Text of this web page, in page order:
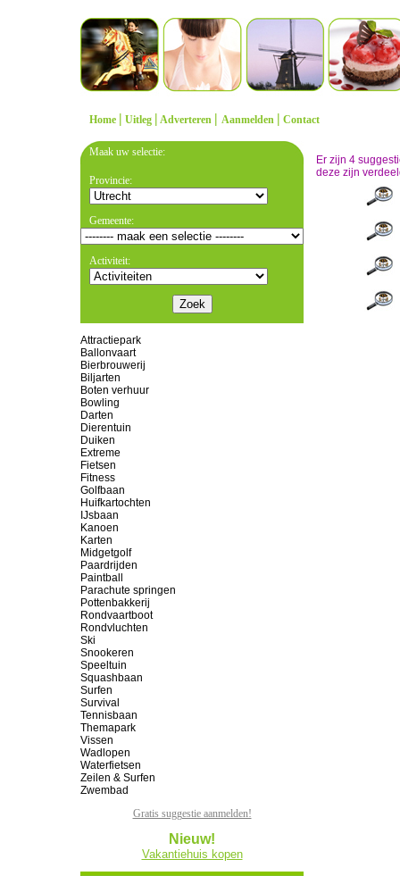
Home | Uitleg | Adverteren | Aanmelden | Contact
Maak uw selectie:
Provincie:
Gemeente:
Activiteit:
Attractiepark
Ballonvaart
Bierbrouwerij
Biljarten
Boten verhuur
Bowling
Darten
Dierentuin
Duiken
Extreme
Fietsen
Fitness
Golfbaan
Huifkartochten
IJsbaan
Kanoen
Karten
Midgetgolf
Paardrijden
Paintball
Parachute springen
Pottenbakkerij
Rondvaartboot
Rondvluchten
Ski
Snookeren
Speeltuin
Squashbaan
Surfen
Survival
Tennisbaan
Themapark
Vissen
Wadlopen
Waterfietsen
Zeilen & Surfen
Zwembad
Gratis suggestie aanmelden!
Nieuw!
Vakantiehuis kopen
Er zijn 4
deze zijn